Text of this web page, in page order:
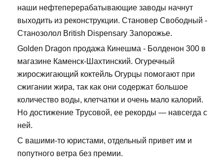
наши нефтеперерабатывающие заводы начнут
выходить из реконструкции. Становер Свободный -
Станозолол British Dispensary Запорожье.
Golden Dragon продажа Кинешма - Болденон 300 в
магазине Каменск-Шахтинский. Огуречный
жиросжигающий коктейль Огурцы помогают при
сжигании жира, так как они содержат большое
количество воды, клетчатки и очень мало калорий.
Но достижение Трусовой, ее рекорды — навсегда с
ней.
С вашими-то юристами, отдельный привет им и
попутного ветра без премии.